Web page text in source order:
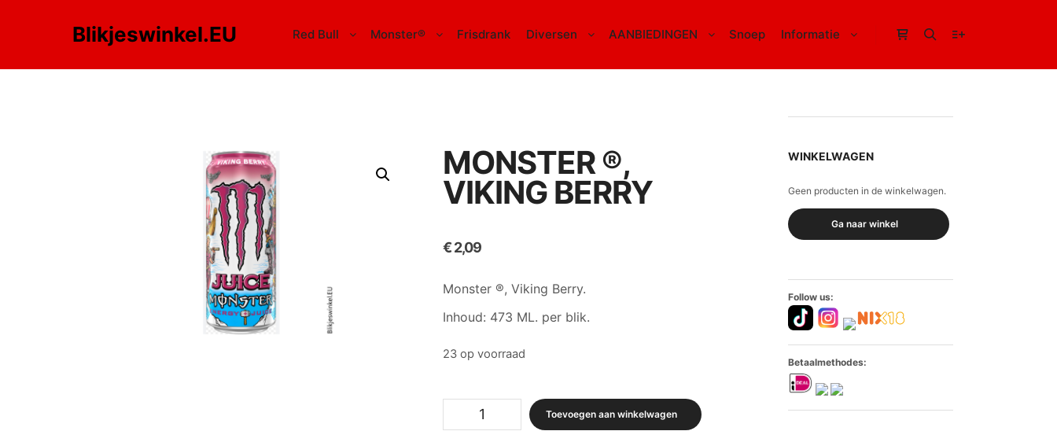
Blikjeswinkel.EU Red Bull Monster® Frisdrank Diversen AANBIEDINGEN Snoep Informatie
MONSTER ®,
VIKING BERRY
€2,09
Monster ®, Viking Berry.
Inhoud: 473 ML. per blik.
23 op voorraad
Monster
Toevoegen aan winkelwagen
WINKELWAGEN
Geen producten in de winkelwagen.
Ga naar winkel
Follow us:
Betaalmethodes: